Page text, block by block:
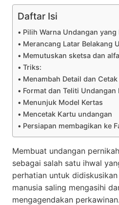
Daftar Isi
Pilih Warna Undangan yang
Merancang Latar Belakang
Memutuskan sketsa dan
Triks:
Menambah Detail dan
Format dan Teliti Undangan
Menunjuk Model Kertas
Mencetak Kartu undangan
Persiapan membagikan ke
Membuat undangan
sebagai salah satu ihwal
perhatian untuk
manusia saling mengasihi
mengagendakan